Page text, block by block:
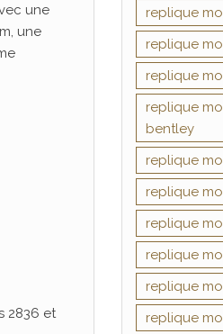
une
une
2836 et
replique
replique
replique
replique
bentley
replique
replique
replique
replique
replique
replique